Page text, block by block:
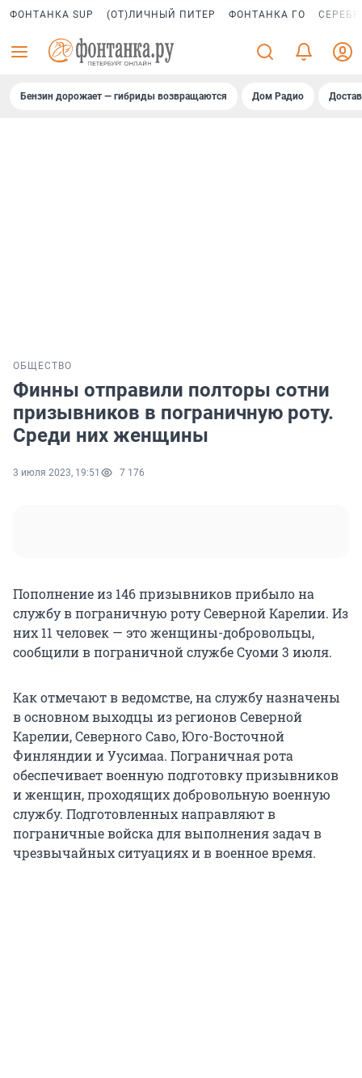
ФОНТАНКА SUP (ОТ)ЛИЧНЫЙ ПИТЕР ФОНТАНКА ГО
Бензин дорожает — гибриды возвращаются Дом Радио
ОБЩЕСТВО
Финны отправили полторы сотни
призывников в пограничную роту.
Среди них женщины
3 июля 2023, 19:51 7 176
Пополнение из 146 призывников прибыло на
службу в пограничную роту Северной Карелии. Из
них 11 человек — это женщины-добровольцы,
сообщили в пограничной службе Суоми 3 июля.
Как отмечают в ведомстве, на службу назначены
в основном выходцы из регионов Северной
Карелии, Северного Саво, Юго-Восточной
Финляндии и Уусимаа. Пограничная рота
обеспечивает военную подготовку призывников
и женщин, проходящих добровольную военную
службу. Подготовленных направляют в
пограничные войска для выполнения задач в
чрезвычайных ситуациях и в военное время.